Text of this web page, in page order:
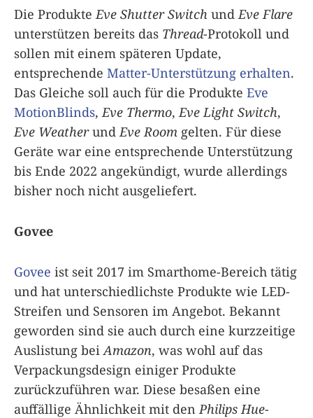
Die Produkte Eve Shutter Switch und Eve Flare
unterstützen bereits das Thread-Protokoll und
sollen mit einem späteren Update,
entsprechende Matter-Unterstützung erhalten.
Das Gleiche soll auch für die Produkte Eve
MotionBlinds, Eve Thermo, Eve Light Switch,
Eve Weatherund Eve Room gelten. Für diese
Geräte war eine entsprechende Unterstützung
bis Ende 2022 angekündigt, wurde allerdings
bisher noch nicht ausgeliefert.
Govee
Govee ist seit 2017 im Smarthome-Bereich tätig
und hat unterschiedlichste Produkte wie LED-
Streifen und Sensoren im Angebot. Bekannt
geworden sind sie auch durch eine kurzzeitige
Auslistung bei Amazon, was wohl auf das
Verpackungsdesign einiger Produkte
zurückzuführen war. Diese besaßen eine
auffällige Ähnlichkeit mit den Philips Hue-